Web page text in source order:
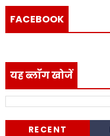
FACEBOOK
यह ब्लॉग खोजें
RECENT